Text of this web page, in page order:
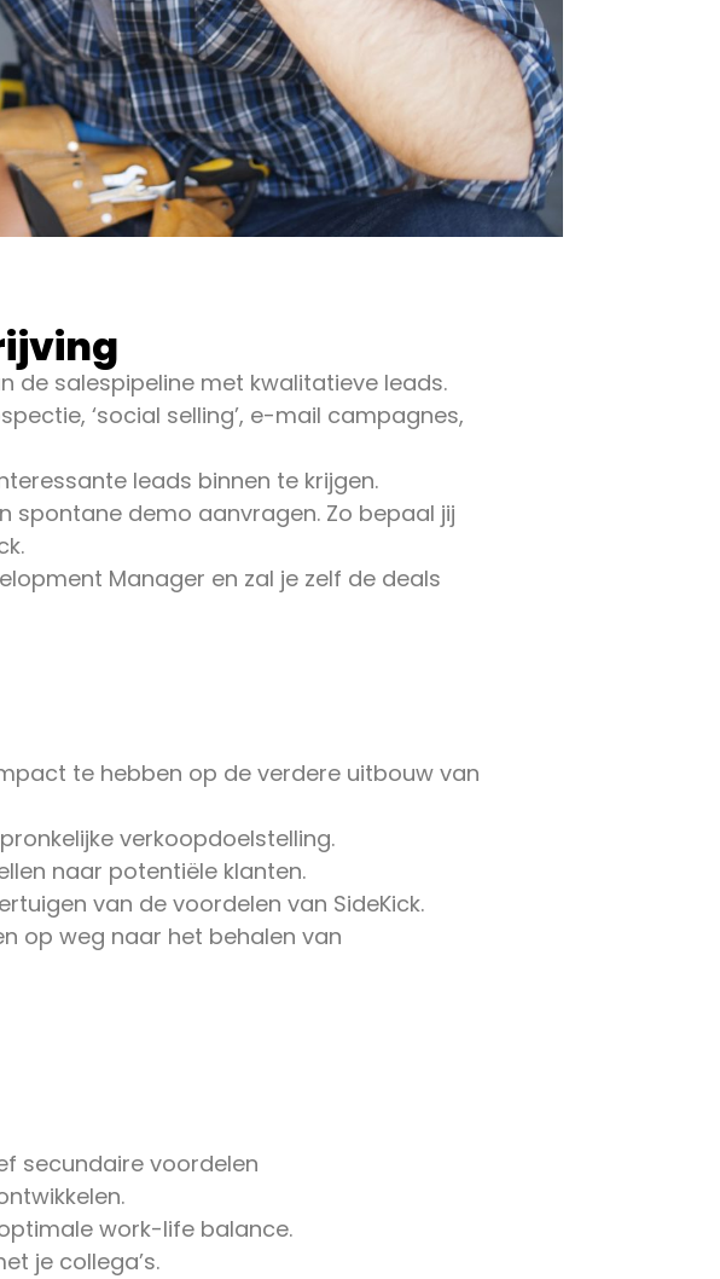
de salespipeline met kwalitatieve leads.
‘social selling’, e-mail campagnes,
leads binnen te krijgen.
spontane demo aanvragen. Zo bepaal jij
Manager en zal je zelf de deals
te hebben op de verdere uitbouw van
verkoopdoelstelling.
naar potentiële klanten.
van de voordelen van SideKick.
op weg naar het behalen van
secundaire voordelen
work-life balance.
je collega’s.